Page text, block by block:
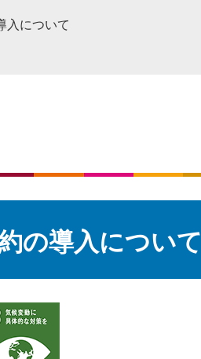
入について
の導入について